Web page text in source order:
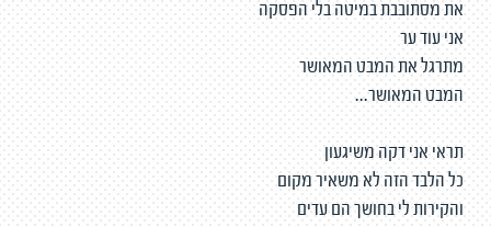
את מסתובבת במיטה בלי הפסקה
אני עוד ער
מתרגל את המבט המאושר
המבט המאושר...
תראי אני דקה משיגעון
כל הלבד הזה לא משאיר מקום
והקירות לי בחושך הם עדים